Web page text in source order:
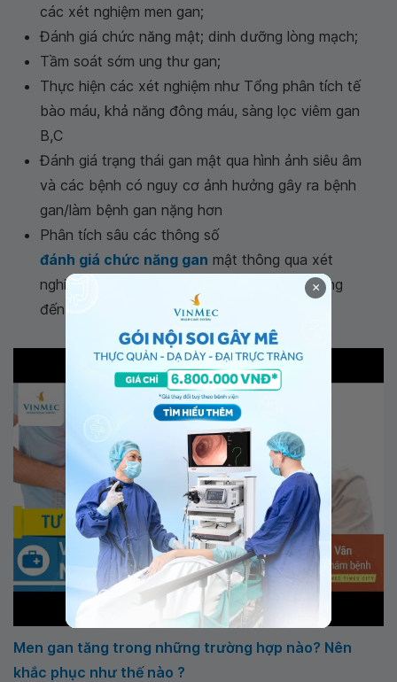
các xét nghiệm men gan;
Đánh giá chức năng mật; dinh dưỡng lòng mạch;
Tầm soát sớm ung thư gan;
Thực hiện các xét nghiệm như Tổng phân tích tế
bào máu, khả năng đông máu, sàng lọc viêm gan
B,C
Đánh giá trạng thái gan mật qua hình ảnh siêu âm
và các bệnh có nguy cơ ảnh hưởng gây ra bệnh
gan/làm bệnh gan nặng hơn
Phân tích sâu các thông số
đánh giá chức năng ganmật thông qua xét
nghiệm, cận lâm sàng; các nguy cơ ảnh hưởng
đến gan và tầm soát sớm ung thư gan mật
Men gan tăng trong những trường hợp nào? Nên
khắc phục như thế nào ?
×